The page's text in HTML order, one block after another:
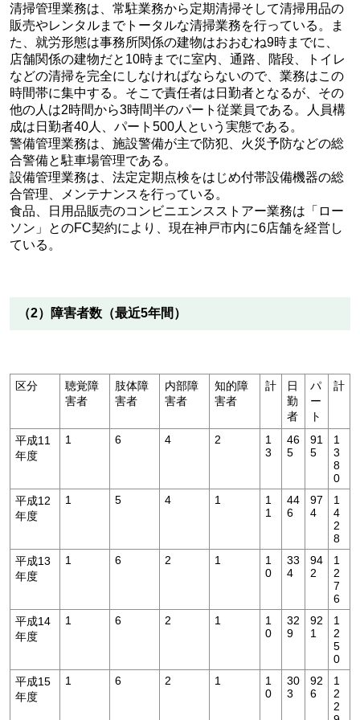
清掃管理業務は、常駐業務から定期清掃そして清掃用品の
販売やレンタルまでトータルな清掃業務を行っている。ま
た、就労形態は事務所関係の建物はおおむね9時までに、
店舗関係の建物だと10時までに室内、通路、階段、トイレ
などの清掃を完全にしなければならないので、業務はこの
時間帯に集中する。そこで責任者は日勤者となるが、その
他の人は2時間から3時間半のパート従業員である。人員構
成は日勤者40人、パート500人という実態である。
警備管理業務は、施設警備が主で防犯、火災予防などの総
合警備と駐車場管理である。
設備管理業務は、法定定期点検をはじめ付帯設備機器の総
合管理、メンテナンスを行っている。
食品、日用品販売のコンビニエンスストアー業務は「ロー
ソン」とのFC契約により、現在神戸市内に6店舗を経営し
ている。
（2）障害者数（最近5年間）
区分
聴覚障
害者
肢体障
害者
内部障
害者
知的障
害者
計
日
勤
者
パ
ー
ト
計
平成11
年度
1 6 4 2
1
3
46
5
91
5
1
3
8
0
平成12
年度
1 5 4 1
1
1
44
6
97
4
1
4
2
8
平成13
年度
1 6 2 1
1
0
33
4
94
2
1
2
7
6
平成14
年度
1 6 2 1
1
0
32
9
92
1
1
2
5
0
平成15
年度
1 6 2 1
1
0
30
3
92
6
1
2
2